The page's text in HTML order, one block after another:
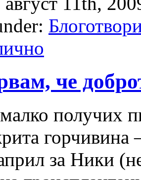
че
получих
горчивина
за Ники